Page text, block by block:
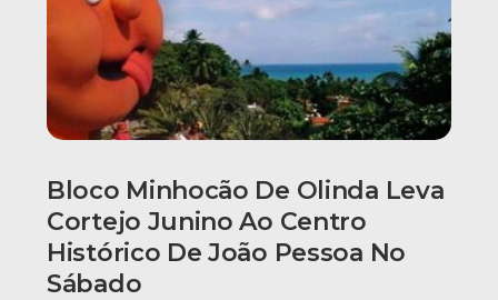
Bloco Minhocão De Olinda Leva
Cortejo Junino Ao Centro
Histórico De João Pessoa No
Sábado